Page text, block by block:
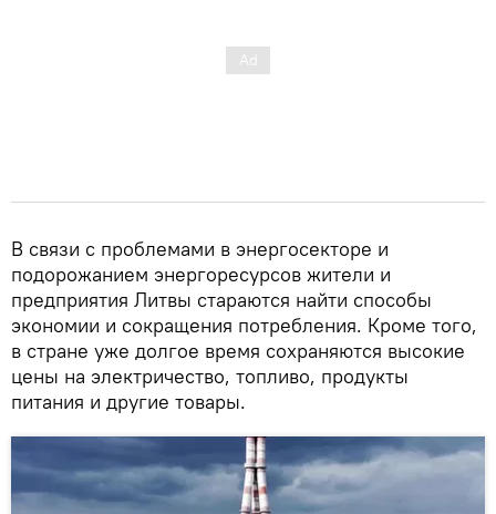
В связи с проблемами в энергосекторе и
подорожанием энергоресурсов жители и
предприятия Литвы стараются найти способы
экономии и сокращения потребления. Кроме того,
в стране уже долгое время сохраняются высокие
цены на электричество, топливо, продукты
питания и другие товары.